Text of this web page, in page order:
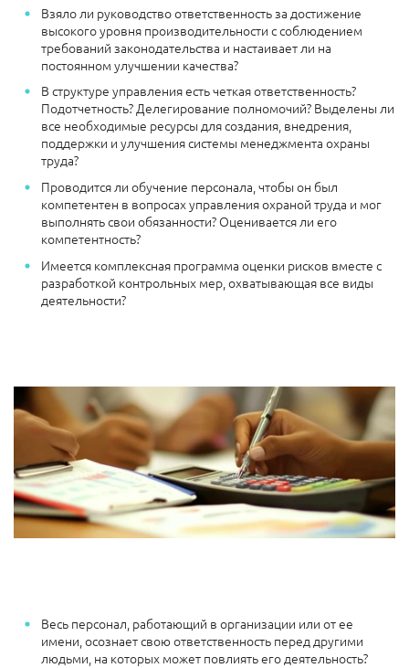
Взяло ли руководство ответственность за достижение
высокого уровня производительности с соблюдением
требований законодательства и настаивает ли на
постоянном улучшении качества?
В структуре управления есть четкая ответственность?
Подотчетность? Делегирование полномочий? Выделены ли
все необходимые ресурсы для создания, внедрения,
поддержки и улучшения системы менеджмента охраны
труда?
Проводится ли обучение персонала, чтобы он был
компетентен в вопросах управления охраной труда и мог
выполнять свои обязанности? Оценивается ли его
компетентность?
Имеется комплексная программа оценки рисков вместе с
разработкой контрольных мер, охватывающая все виды
деятельности?
Весь персонал, работающий в организации или от ее
имени, осознает свою ответственность перед другими
людьми, на которых может повлиять его деятельность?